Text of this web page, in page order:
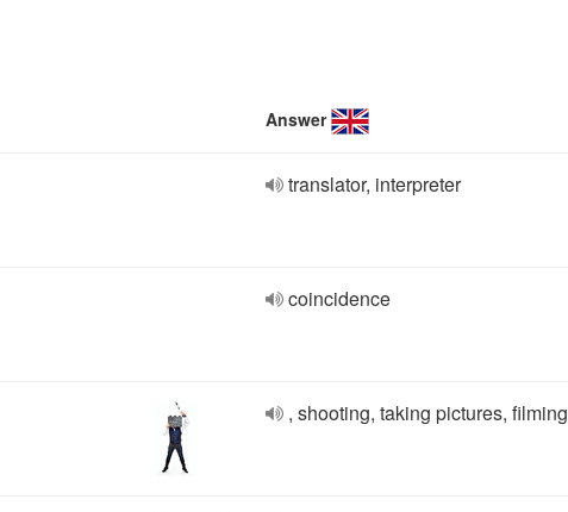
Answer
translator, interpreter
coincidence
, shooting, taking pictures, filming